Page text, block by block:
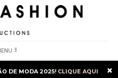
×
DE MODA 2025! CLIQUE AQUI